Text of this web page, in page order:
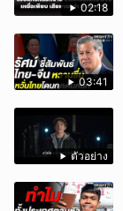
02:18
03:41
ตัวอย่าง